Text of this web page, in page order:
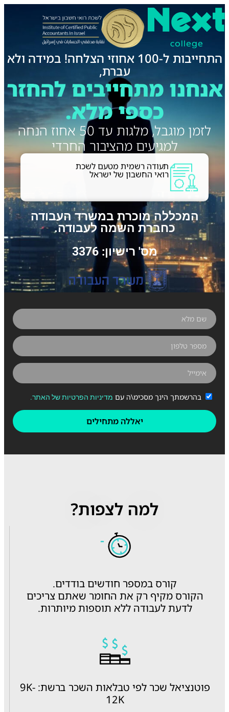
התחייבות ל-100 אחוזי הצלחה! במידה ולא
עברת,
אנחנו מתחייבים להחזר
כספי מלא.
לזמן מוגבל, מלגות עד 50 אחוז הנחה
למגיעים מהציבור החרדי
תעודה רשמית מטעם לשכת
רואי החשבון של ישראל
המכללה מוכרת במשרד העבודה
כחברת השמה לעבודה.
מס' רישיון: 3376
בהרשמתך הינך מסכימ\ה עם מדיניות הפרטיות של האתר.
יאללה מתחילים
למה לצפות?
קורס במספר חודשים בודדים.
הקורס מקיף רק את החומר שאתם צריכים
לדעת לעבודה ללא תוספות מיותרות.
פוטנציאל שכר לפי טבלאות השכר ברשת: 9K-
12K